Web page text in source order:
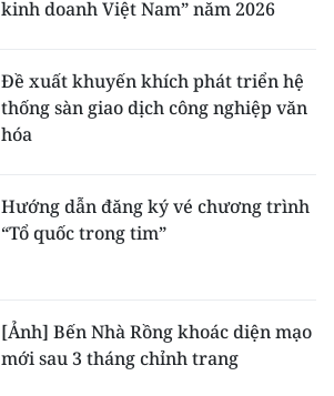
kinh doanh Việt Nam” năm 2026
Đề xuất khuyến khích phát triển hệ
thống sàn giao dịch công nghiệp văn
hóa
Hướng dẫn đăng ký vé chương trình
“Tổ quốc trong tim”
[Ảnh] Bến Nhà Rồng khoác diện mạo
mới sau 3 tháng chỉnh trang